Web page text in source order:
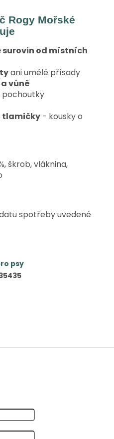
Rogy Mořské
surovin od místních
ani umělé přísady
vůně
tlamičky - kousky o
škrob, vláknina,
spotřeby uvedené
psy